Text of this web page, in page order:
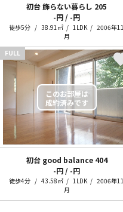
初台 飾らない暮らし 205
-円 / -円
徒歩5分 38.91㎡ 1LDK
2006年11
月
FULL
初台 good balance 404
-円 / -円
徒歩4分 43.58㎡ 1LDK
2006年11
月